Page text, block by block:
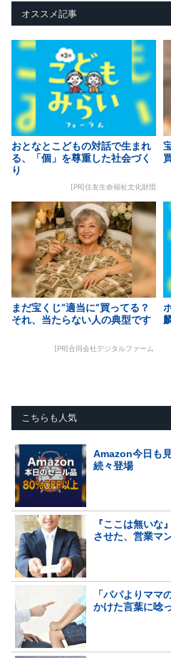
オススメ記事
おとなとこどもの対話で生まれ
る、「個」を尊重した社会づく
り
[PR]住友生命福祉文化財団
まだ宝くじ“適当に”買ってる？
それ、当たらない人の典型です
[PR]合同会社デジタルファーム
こちらも人気
Amazon今日も
続々登場
『ここは無いな
させた、営業マ
「パパよりママ
かけた言葉に唸